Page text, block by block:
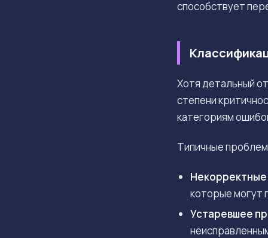
способствует
Хотя детальный
степени
категориям
Типичные
которые могут
Устаревшее